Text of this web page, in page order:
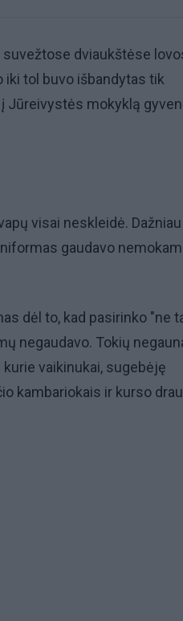
dviaukštėse
tol buvo išbandytas tik
Jūreivystės mokyklą
visai neskleidė.
gaudavo
dėl to, kad pasirinko "ne
negaudavo. Tokių
vaikinukai, sugebėję
kambariokais ir kurso